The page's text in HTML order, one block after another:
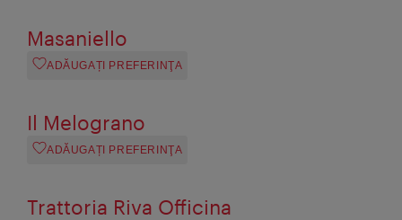
Masaniello
ADĂUGAȚI PREFERINŢA
Il Melograno
ADĂUGAȚI PREFERINŢA
Trattoria Riva Officina